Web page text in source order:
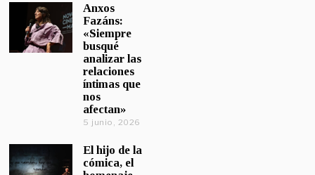
Anxos
Fazáns:
«Siempre
busqué
analizar las
relaciones
íntimas que
nos
afectan»
5 junio, 2026
El hijo de la
cómica, el